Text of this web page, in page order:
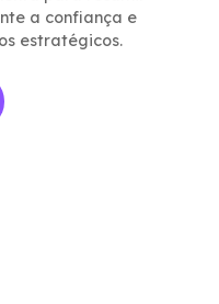
a confiança e
estratégicos.